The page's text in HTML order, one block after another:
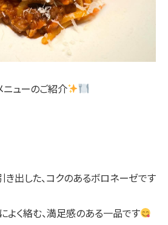
ューのご紹介
き出した、コクのあるボロネーゼです
よく絡む、満足感のある一品です